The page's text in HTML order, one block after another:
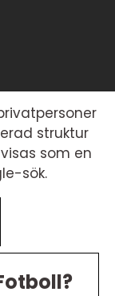
struktur
som en
sök.